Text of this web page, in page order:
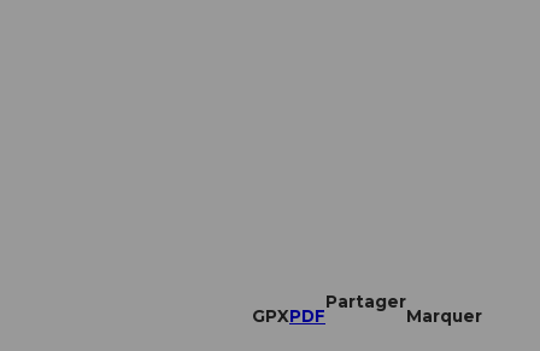
GPXPDF
Partager
Marquer